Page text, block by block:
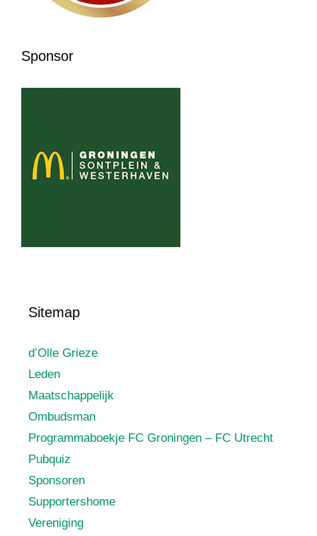
Sponsor
Sitemap
d’Olle Grieze
Leden
Maatschappelijk
Ombudsman
Programmaboekje FC Groningen – FC Utrecht
Pubquiz
Sponsoren
Supportershome
Vereniging